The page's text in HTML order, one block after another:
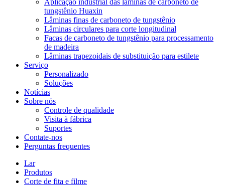
Aplicação industrial das lâminas de carboneto de
tungstênio Huaxin
Lâminas finas de carboneto de tungstênio
Lâminas circulares para corte longitudinal
Facas de carboneto de tungstênio para processamento
de madeira
Lâminas trapezoidais de substituição para estilete
Serviço
Personalizado
Soluções
Notícias
Sobre nós
Controle de qualidade
Visita à fábrica
Suportes
Contate-nos
Perguntas frequentes
Lar
Produtos
Corte de fita e filme